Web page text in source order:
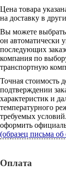
Цена товара
на доставку в
Вы можете
он автоматически
последующих
компания по
транспортную
Точная стоимость
подтверждении
характеристик и
температурного
требуемых
оформить
(образец письма
Оплата